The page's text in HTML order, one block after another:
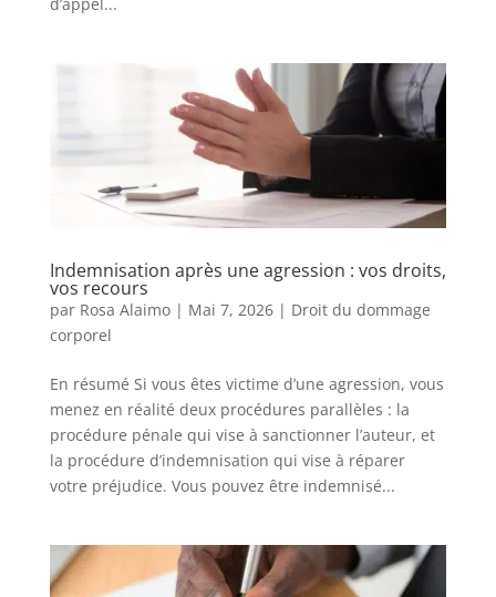
Indemnisation après une agression : vos droits,
vos recours
par Rosa Alaimo| Mai 7, 2026| Droit du dommage
corporel
En résumé Si vous êtes victime d’une agression, vous
menez en réalité deux procédures parallèles : la
procédure pénale qui vise à sanctionner l’auteur, et
la procédure d’indemnisation qui vise à réparer
votre préjudice. Vous pouvez être indemnisé...